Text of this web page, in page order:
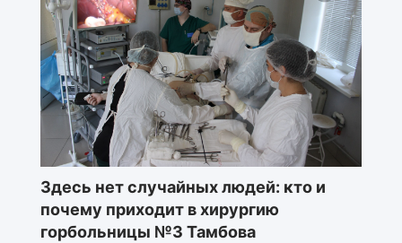
Здесь нет случайных людей: кто и
почему приходит в хирургию
горбольницы №3 Тамбова